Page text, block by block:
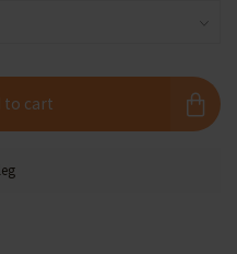
to cart